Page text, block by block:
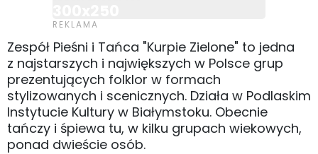
Zespół Pieśni i Tańca "Kurpie Zielone" to jedna
z najstarszych i największych w Polsce grup
prezentujących folklor w formach
stylizowanych i scenicznych. Działa w Podlaskim
Instytucie Kultury w Białymstoku. Obecnie
tańczy i śpiewa tu, w kilku grupach wiekowych,
ponad dwieście osób.